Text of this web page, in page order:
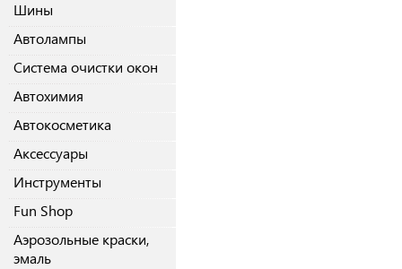
Шины
Автолампы
Система очистки окон
Автохимия
Автокосметика
Аксессуары
Инструменты
Fun Shop
Аэрозольные краски,
эмаль